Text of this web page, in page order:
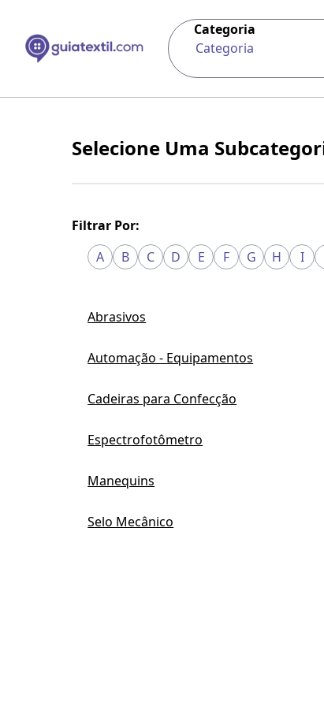
Categoria
Categoria
Selecione Uma
Filtrar Por:
A
B C D E F G H I
Abrasivos
Automação - Equipamentos
Cadeiras para Confecção
Espectrofotômetro
Manequins
Selo Mecânico